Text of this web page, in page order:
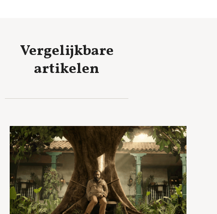
Vergelijkbare
artikelen